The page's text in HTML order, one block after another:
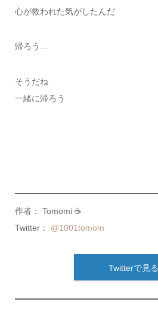
心が救われた気がしたんだ
帰ろう…
そうだね
一緒に帰ろう
作者： Tomomi ☕️
Twitter： @1001tomom
Twitterで見る